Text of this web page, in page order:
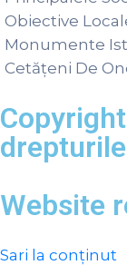
Obiective
Monumente
Cetățeni De
Website
Sari la conținut